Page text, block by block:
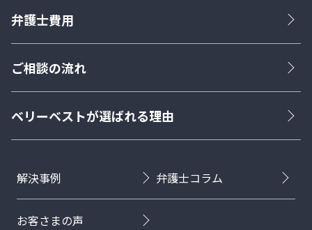
弁護士費用
ご相談の流れ
ベリーベストが選ばれる理由
解決事例 弁護士コラム
お客さまの声